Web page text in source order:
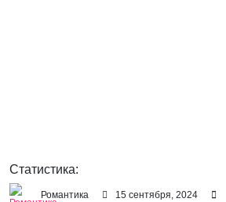
Статистика:
Романтика 15 сентября, 2024